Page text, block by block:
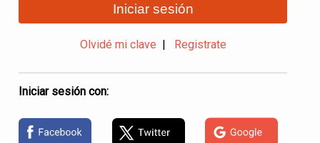
Iniciar sesión
Olvidé mi clave Registrate
Iniciar sesión con: